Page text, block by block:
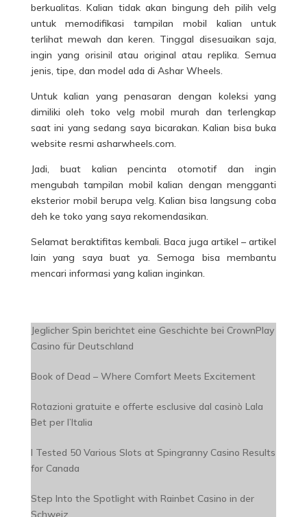
berkualitas. Kalian tidak akan bingung deh pilih velg
untuk memodifikasi tampilan mobil kalian untuk
terlihat mewah dan keren. Tinggal disesuaikan saja,
ingin yang orisinil atau original atau replika. Semua
jenis, tipe, dan model ada di Ashar Wheels.
Untuk kalian yang penasaran dengan koleksi yang
dimiliki oleh toko velg mobil murah dan terlengkap
saat ini yang sedang saya bicarakan. Kalian bisa buka
website resmi asharwheels.com.
Jadi, buat kalian pencinta otomotif dan ingin
mengubah tampilan mobil kalian dengan mengganti
eksterior mobil berupa velg. Kalian bisa langsung coba
deh ke toko yang saya rekomendasikan.
Selamat beraktifitas kembali. Baca juga artikel – artikel
lain yang saya buat ya. Semoga bisa membantu
mencari informasi yang kalian inginkan.
Jeglicher Spin berichtet eine Geschichte bei CrownPlay
Casino für Deutschland
Book of Dead – Where Comfort Meets Excitement
Rotazioni gratuite e offerte esclusive dal casinò Lala
Bet per l’Italia
I Tested 50 Various Slots at Spingranny Casino Results
for Canada
Step Into the Spotlight with Rainbet Casino in der
Schweiz